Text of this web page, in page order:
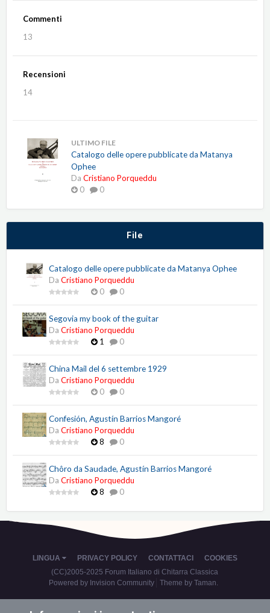
Commenti
13
Recensioni
14
ULTIMO FILE
Catalogo delle opere pubblicate da Matanya
Ophee
Da Cristiano Porqueddu
0
0
File
Catalogo delle opere pubblicate da Matanya Ophee
Da Cristiano Porqueddu
0
0
Segovia my book of the guitar
Da Cristiano Porqueddu
1
0
China Mail del 6 settembre 1929
Da Cristiano Porqueddu
0
0
Confesión, Agustín Barrios Mangoré
Da Cristiano Porqueddu
8
0
Chôro da Saudade, Agustín Barrios Mangoré
Da Cristiano Porqueddu
8
0
LINGUA PRIVACY POLICY CONTATTACI
COOKIES
(CC)2005-2025 Forum Italiano di Chitarra Classica
Powered by Invision Community
Theme by Taman.